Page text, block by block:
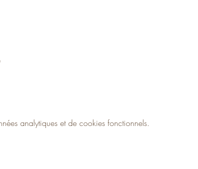
analytiques et de cookies fonctionnels.